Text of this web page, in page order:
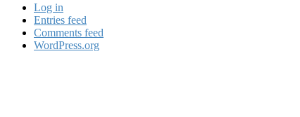
Log in
Entries feed
Comments feed
WordPress.org